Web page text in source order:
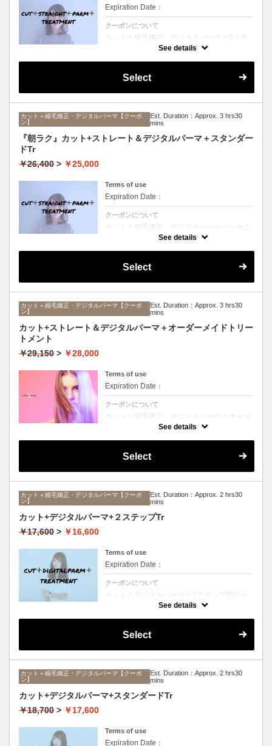
Expiration Date：
クーポンについて
カットと縮毛矯正、デジタルパーマと2ステ
ップTrのセットメニュー。ボリュームは抑え
グを楽にしたい方にオススメ☆ロング料金な
See details
Select
カット＋縮毛矯正・デジタルパーマ【クーポ
ン】
Est. Duration：Approx. 3 hrs30
mins
『朝ラク』カット+ストレート＆デジタルパーマ＋スタンダー
ドTr
￥26,400 > ￥25,000
Terms of use
Expiration Date：
クーポンについて
カットと縮毛矯正、デジタルパーマとハホニ
コTrのセットメニュー。ボリュームは抑えて
を楽にしたい方にオススメ☆ロング料金な
See details
Select
カット＋縮毛矯正・デジタルパーマ【クーポ
ン】
Est. Duration：Approx. 3 hrs30
mins
カット+ストレート＆デジタルパーマ＋オーダーメイドトリー
トメント
￥29,150 > ￥28,000
Terms of use
Expiration Date：
クーポンについて
カットと縮毛矯正、デジタルパーマとオーダ
ーメイドTrのセットメニュー。ボリュームは
リングを楽にしたい方に☆ロング料金なし。
See details
Select
カット＋縮毛矯正・デジタルパーマ【クーポ
ン】
Est. Duration：Approx. 2 hrs30
mins
カット+デジタルパーマ+２ステップTr
￥17,600 > ￥16,600
Terms of use
Expiration Date：
クーポンについて
カットとデジタルパーマと2ステップTrのセ
ットメニュー。毛先ワンカールからふんわり
シャンプー、ブロー込み。
See details
Select
カット＋縮毛矯正・デジタルパーマ【クーポ
ン】
Est. Duration：Approx. 2 hrs30
mins
カット+デジタルパーマ+スタンダードTr
￥18,700 > ￥17,600
Terms of use
Expiration Date：